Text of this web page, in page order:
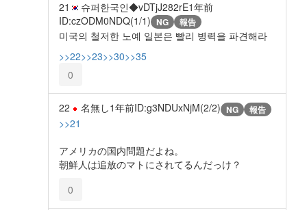
21 슈퍼한국인◆vDTjJ282rE1年前
ID:czODM0NDQ(1/1) NG 報告
미국의 철저한 노예 일본은 빨리 병력을 파견해라
>>22>>23>>30>>35
0
22 名無し1年前ID:g3NDUxNjM(2/2) NG 報告
>>21
アメリカの国内問題だよね。
朝鮮人は追放のマトにされてるんだっけ？
0